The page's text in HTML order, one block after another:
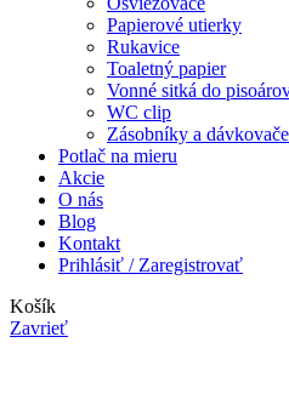
Papierové utierky
Rukavice
Toaletný papier
Vonné sitká do
WC clip
Zásobníky a dávkovače
Potlač na mieru
Akcie
O nás
Blog
Kontakt
Prihlásiť / Zaregistrovať
Košík
Zavrieť